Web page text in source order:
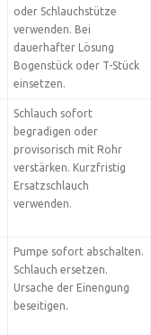
oder Schlauchstütze
verwenden. Bei
dauerhafter Lösung
Bogenstück oder T-Stück
einsetzen.
Schlauch sofort
begradigen oder
provisorisch mit Rohr
verstärken. Kurzfristig
Ersatzschlauch
verwenden.
Pumpe sofort abschalten.
Schlauch ersetzen.
Ursache der Einengung
beseitigen.